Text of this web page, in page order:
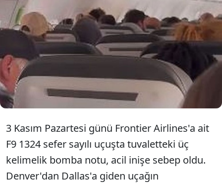
ABD'de Frontier Havayolları'na ait bir
uçak, tuvalette bulunan üç kelimelik
bomba notu nedeniyle acil iniş yapmak
3 Kasım Pazartesi günü Frontier Airlines'a ait
F9 1324 sefer sayılı uçuşta tuvaletteki üç
kelimelik bomba notu, acil inişe sebep oldu.
Denver'dan Dallas'a giden uçağın